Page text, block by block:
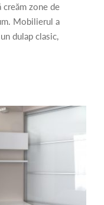
creăm zone de
Mobilierul a
dulap clasic,